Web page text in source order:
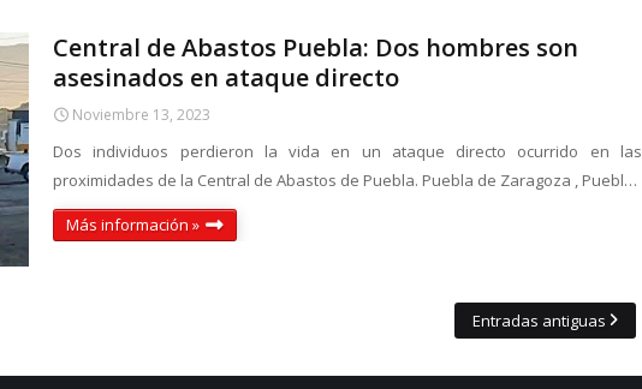
Central de Abastos Puebla: Dos hombres son
asesinados en ataque directo
Noviembre 13, 2023
Dos individuos perdieron la vida en un ataque directo ocurrido en las
proximidades de la Central de Abastos de Puebla. Puebla de Zaragoza , Puebl…
Más información »
Entradas antiguas